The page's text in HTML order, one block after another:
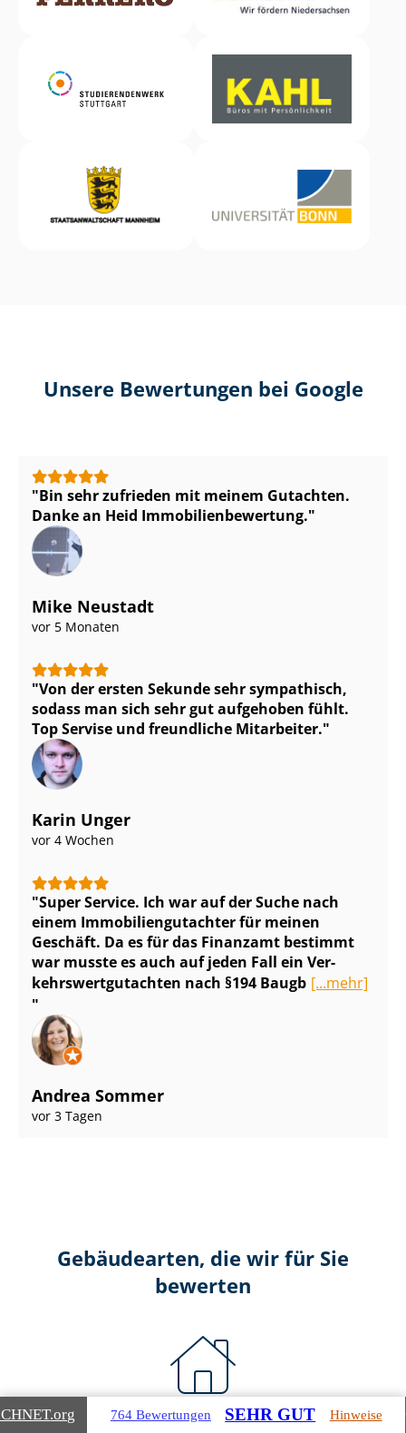
Unsere Bewertungen bei Google
Bin sehr zufrieden mit meinem Gutachten.
Danke an Heid Im­mo­bi­li­en­be­wer­tung.
Mike Neustadt
vor 5 Monaten
Von der ersten Sekunde sehr sympathisch,
sodass man sich sehr gut aufgehoben fühlt.
Top Servise und freundliche Mitarbeiter.
Karin Unger
vor 4 Wochen
Super Service. Ich war auf der Suche nach
einem Im­mo­bi­li­en­gut­ach­ter für meinen
Geschäft. Da es für das Finanzamt bestimmt
war musste es auch auf jeden Fall ein Ver­
kehrs­wert­gut­ach­ten nach §194 Baugb [...mehr]
Andrea Sommer
vor 3 Tagen
Gebäudearten, die wir für Sie
bewerten
Wohnimmobilien
.org 764 Bewertungen SEHR GUT Hinweise